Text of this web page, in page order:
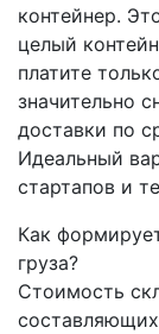
контейнер.
целый
платите
значительно
доставки по
Идеальный
стартапов и
Как
груза?
Стоимость